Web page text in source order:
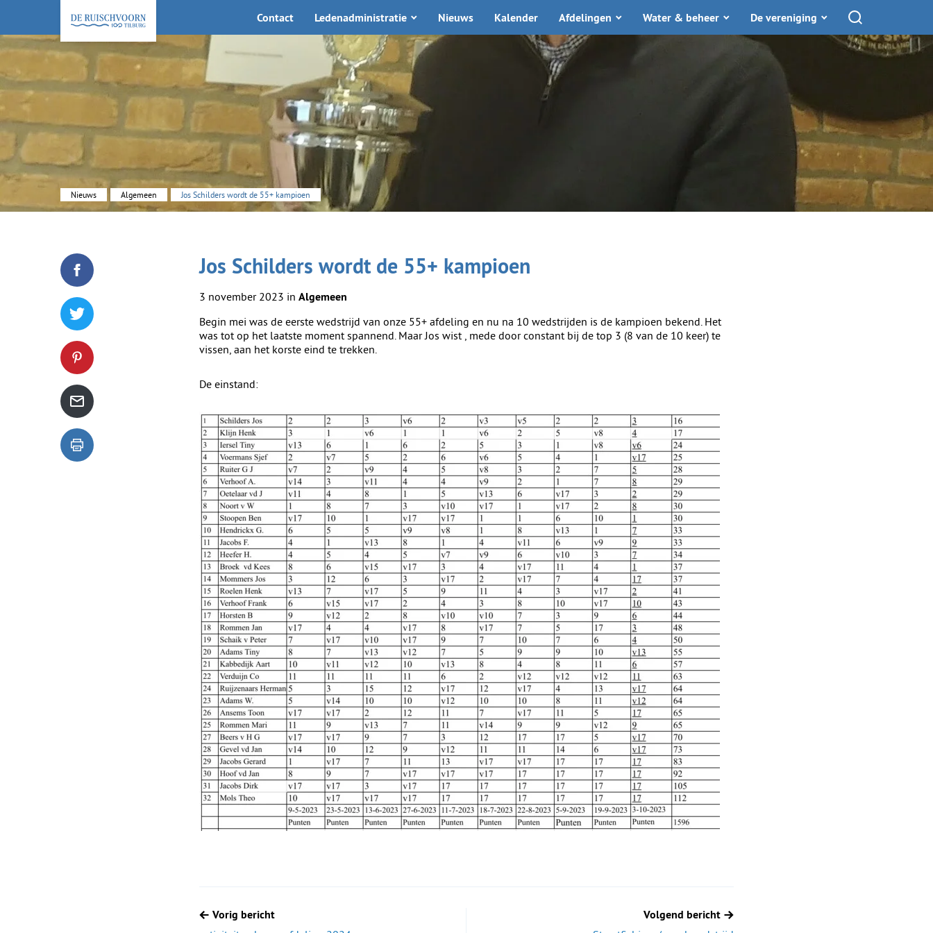
KEHV de Ruischvoorn
Contact Ledenadministratie Nieuws Kalender Afdelingen Water & beheer De vereniging Toon zoekfunctie
Nieuws Algemeen Jos Schilders wordt de 55+ kampioen
Jos Schilders wordt de 55+ kampioen
3 november 2023 in Algemeen
Begin mei was de eerste wedstrijd van onze 55+ afdeling en nu na 10 wedstrijden is de kampioen bekend. Het
was tot op het laatste moment spannend. Maar Jos wist , mede door constant bij de top 3 (8 van de 10 keer) te
vissen, aan het korste eind te trekken.
De einstand:
Deel dit blogartikel op Facebook
Tweet dit blogartikel op Twitter
Deel dit blogartikel op Pinterest
Deel dit blogartikel via de mail
Dit blogartikel uitprinten
Berichtnavigatie
Vorig bericht Volgend bericht